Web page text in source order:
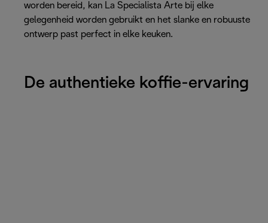
worden bereid, kan La Specialista Arte bij elke
gelegenheid worden gebruikt en het slanke en robuuste
ontwerp past perfect in elke keuken.
De authentieke koffie-ervaring